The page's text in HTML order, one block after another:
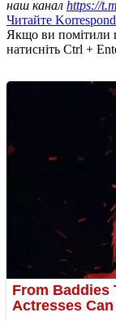
наш канал https://
Читайте
Якщо ви помітили
натисніть Ctrl +